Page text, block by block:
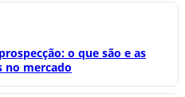
o que são e as
no mercado